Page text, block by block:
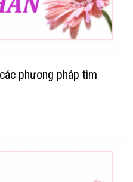
phương pháp tìm